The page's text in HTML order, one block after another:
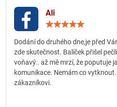
Ali
5
Dodání do druhého dne,je před
zde skutečnost. Balíček přišel
voňavý.. až mě mrzí, že poputuje
komunikace. Nemám co
zákazníkovi.